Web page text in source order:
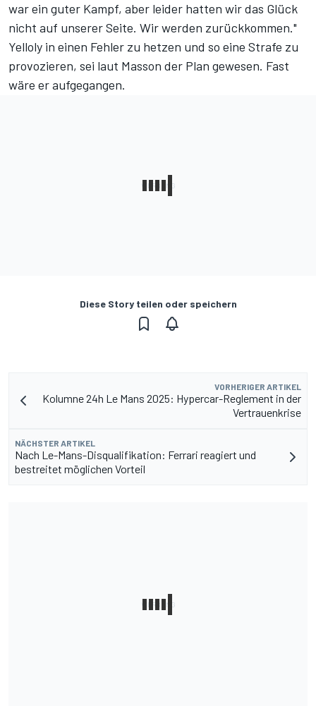
war ein guter Kampf, aber leider hatten wir das Glück
nicht auf unserer Seite. Wir werden zurückkommen."
Yelloly in einen Fehler zu hetzen und so eine Strafe zu
provozieren, sei laut Masson der Plan gewesen. Fast
wäre er aufgegangen.
Diese Story teilen oder speichern
VORHERIGER ARTIKEL
Kolumne 24h Le Mans 2025: Hypercar-Reglement in der
Vertrauenkrise
NÄCHSTER ARTIKEL
Nach Le-Mans-Disqualifikation: Ferrari reagiert und
bestreitet möglichen Vorteil